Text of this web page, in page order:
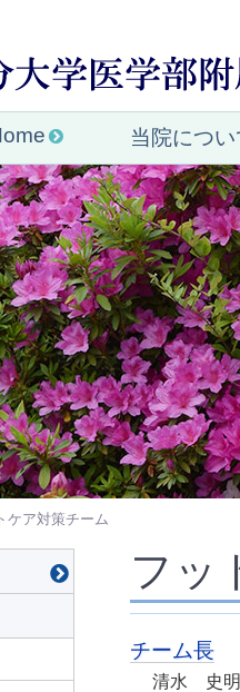
当院につい
ケア対策チーム
フッ
チーム長
清水 史明